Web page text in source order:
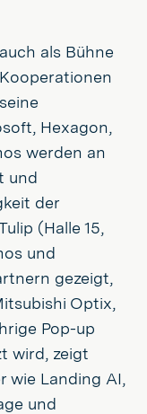
als Bühne
Hexagon,
werden an
und
der
(Halle 15,
und
gezeigt,
Optix,
Pop-up
wird, zeigt
wie Landing AI,
und